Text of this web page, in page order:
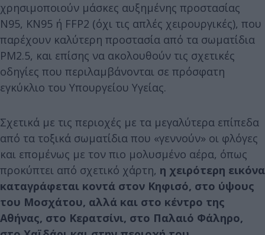
χρησιμοποιούν μάσκες αυξημένης προστασίας
N95, ΚΝ95 ή FFP2 (όχι τις απλές χειρουργικές), που
παρέχουν καλύτερη προστασία από τα σωματίδια
PM2.5, και επίσης να ακολουθούν τις σχετικές
οδηγίες που περιλαμβάνονται σε πρόσφατη
εγκύκλιο του Υπουργείου Υγείας.
Σχετικά με τις περιοχές με τα μεγαλύτερα επίπεδα
από τα τοξικά σωματίδια που «γεννούν» οι φλόγες
και επομένως με τον πιο μολυσμένο αέρα, όπως
προκύπτει από σχετικό χάρτη, η χειρότερη εικόνα
καταγράφεται κοντά στον Κηφισό, στο ύψους
του Μοσχάτου, αλλά και στο κέντρο της
Αθήνας, στο Κερατσίνι, στο Παλαιό Φάληρο,